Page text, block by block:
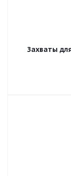
Захваты